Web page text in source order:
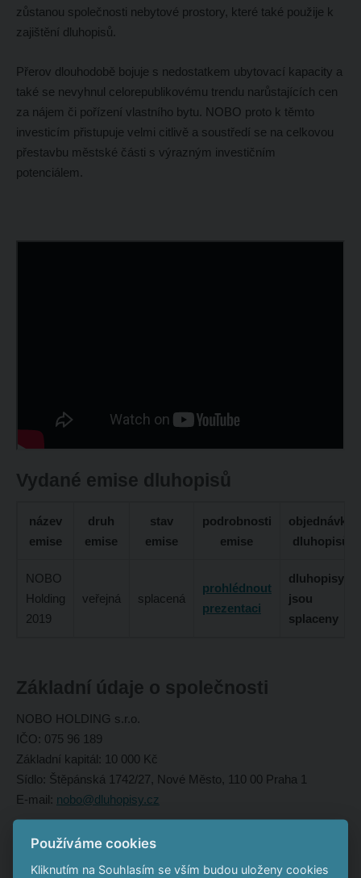
zůstanou společnosti nebytové prostory, které také použije k
zajištění dluhopisů.
Přerov dlouhodobě bojuje s nedostatkem ubytovací kapacity a
také se nevyhnul celorepublikovému trendu narůstajících cen
za nájem či pořízení vlastního bytu. NOBO proto k těmto
investicím přistupuje velmi citlivě a soustředí se na celkovou
přestavbu městské části s výrazným investičním
potenciálem.
Vydané emise dluhopisů
název
emise
druh
emise
stav
emise
podrobnosti
emise
objednávka
dluhopisů
NOBO
Holding
2019
veřejná splacená
prohlédnout
prezentaci
dluhopisy
jsou
splaceny
Základní údaje o společnosti
NOBO HOLDING s.r.o.
IČO: 075 96 189
Základní kapitál: 10 000 Kč
Sídlo: Štěpánská 1742/27, Nové Město, 110 00 Praha 1
E-mail: nobo@dluhopisy.cz
Dokumenty ke stažení
Výpis z OR pdf 55.97 KB
Používáme cookies
Kliknutím na Souhlasím se vším budou uloženy cookies